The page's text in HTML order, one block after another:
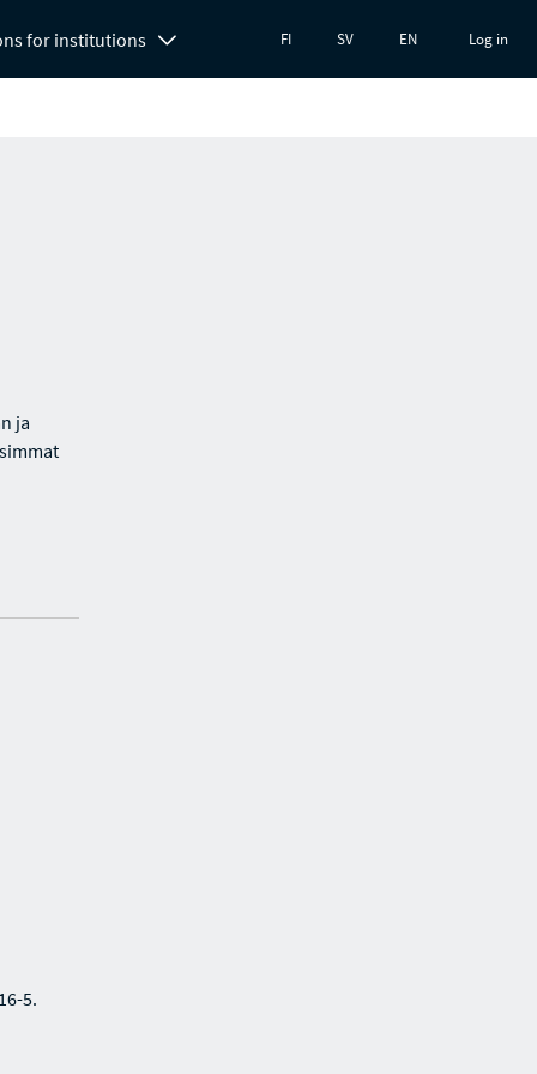
for institutions FI SV EN Log in
ja
5.